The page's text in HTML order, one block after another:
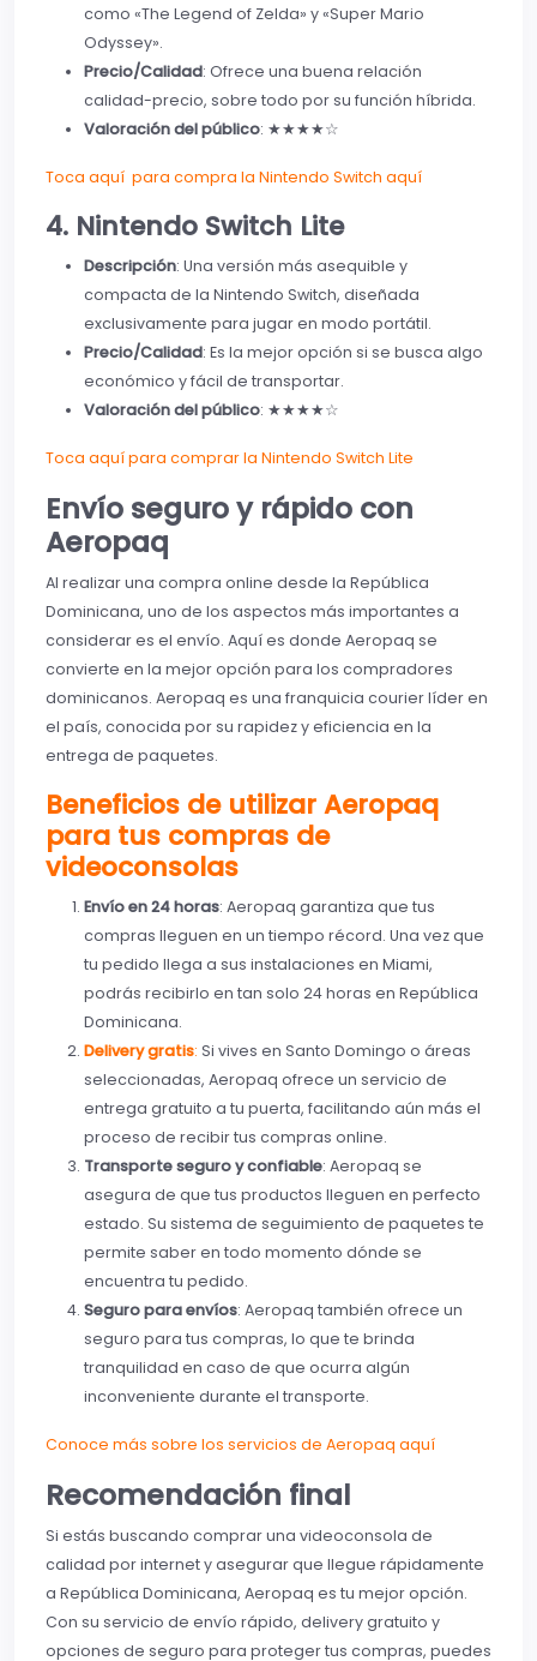
como «The Legend of Zelda» y «Super Mario
Odyssey».
Precio/Calidad: Ofrece una buena relación
calidad-precio, sobre todo por su función híbrida.
Valoración del público: ★★★★☆
Toca aquí para compra la Nintendo Switch aquí
4. Nintendo Switch Lite
Descripción: Una versión más asequible y
compacta de la Nintendo Switch, diseñada
exclusivamente para jugar en modo portátil.
Precio/Calidad: Es la mejor opción si se busca algo
económico y fácil de transportar.
Valoración del público: ★★★★☆
Toca aquí para comprar la Nintendo Switch Lite
Envío seguro y rápido con
Aeropaq
Al realizar una compra online desde la República
Dominicana, uno de los aspectos más importantes a
considerar es el envío. Aquí es donde Aeropaq se
convierte en la mejor opción para los compradores
dominicanos. Aeropaq es una franquicia courier líder en
el país, conocida por su rapidez y eficiencia en la
entrega de paquetes.
Beneficios de utilizar Aeropaq
para tus compras de
videoconsolas
Envío en 24 horas: Aeropaq garantiza que tus
compras lleguen en un tiempo récord. Una vez que
tu pedido llega a sus instalaciones en Miami,
podrás recibirlo en tan solo 24 horas en República
Dominicana.
Delivery gratis: Si vives en Santo Domingo o áreas
seleccionadas, Aeropaq ofrece un servicio de
entrega gratuito a tu puerta, facilitando aún más el
proceso de recibir tus compras online.
Transporte seguro y confiable: Aeropaq se
asegura de que tus productos lleguen en perfecto
estado. Su sistema de seguimiento de paquetes te
permite saber en todo momento dónde se
encuentra tu pedido.
Seguro para envíos: Aeropaq también ofrece un
seguro para tus compras, lo que te brinda
tranquilidad en caso de que ocurra algún
inconveniente durante el transporte.
Conoce más sobre los servicios de Aeropaq aquí
Recomendación final
Si estás buscando comprar una videoconsola de
calidad por internet y asegurar que llegue rápidamente
a República Dominicana, Aeropaq es tu mejor opción.
Con su servicio de envío rápido, delivery gratuito y
opciones de seguro para proteger tus compras, puedes